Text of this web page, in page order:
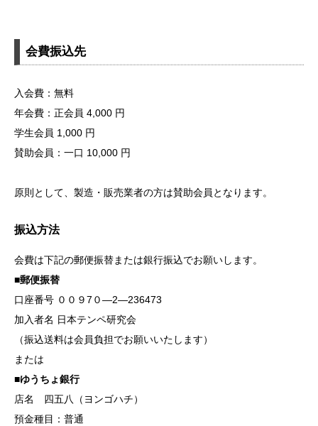
会費振込先
入会費：無料
年会費：正会員 4,000 円
学生会員 1,000 円
賛助会員：一口 10,000 円
原則として、製造・販売業者の方は賛助会員となります。
振込方法
会費は下記の郵便振替または銀行振込でお願いします。
■郵便振替
口座番号 ００９7０―2―236473
加入者名 日本テンペ研究会
（振込送料は会員負担でお願いいたします）
または
■ゆうちょ銀行
店名 四五八（ヨンゴハチ）
預金種目：普通